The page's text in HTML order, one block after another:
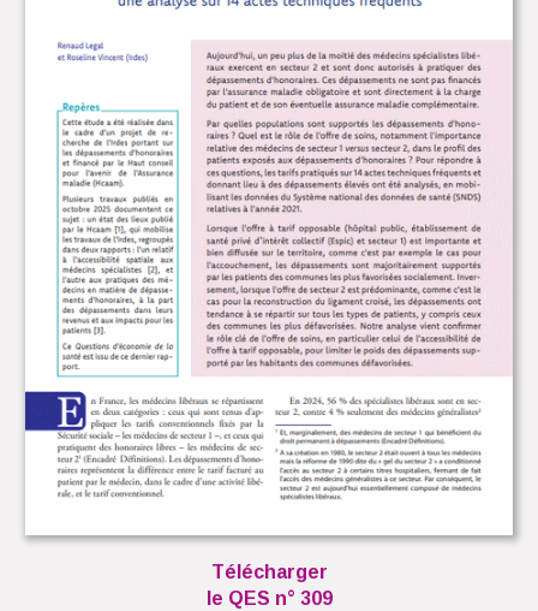
Télécharger
le QES n° 309